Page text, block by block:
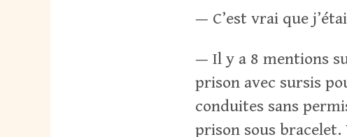
— C’est vrai que
— Il y a 8 mentions
prison avec sursis
conduites sans
prison sous